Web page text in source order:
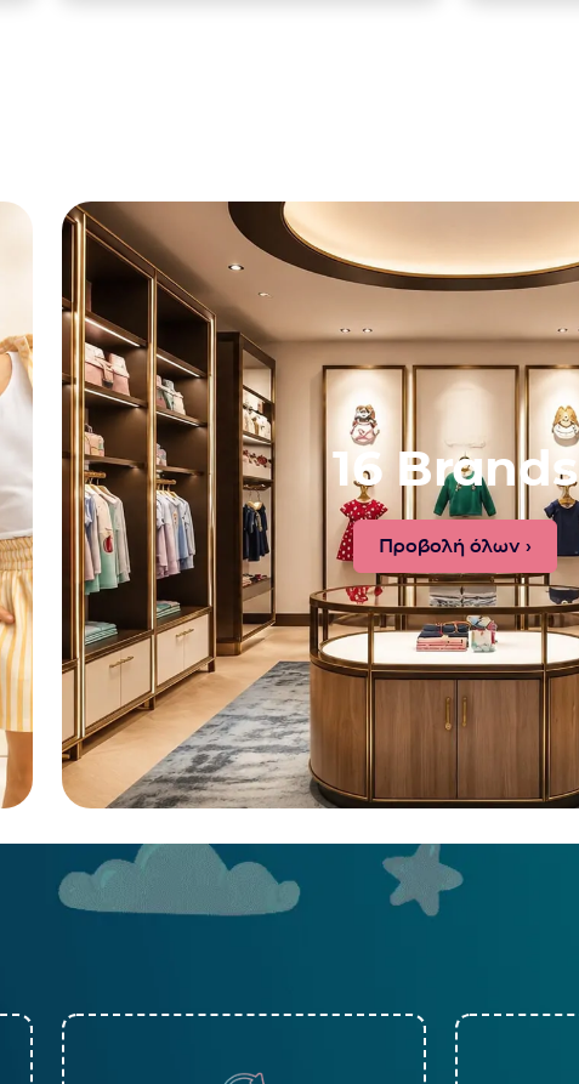
16 Brands
Προβολή όλων ›